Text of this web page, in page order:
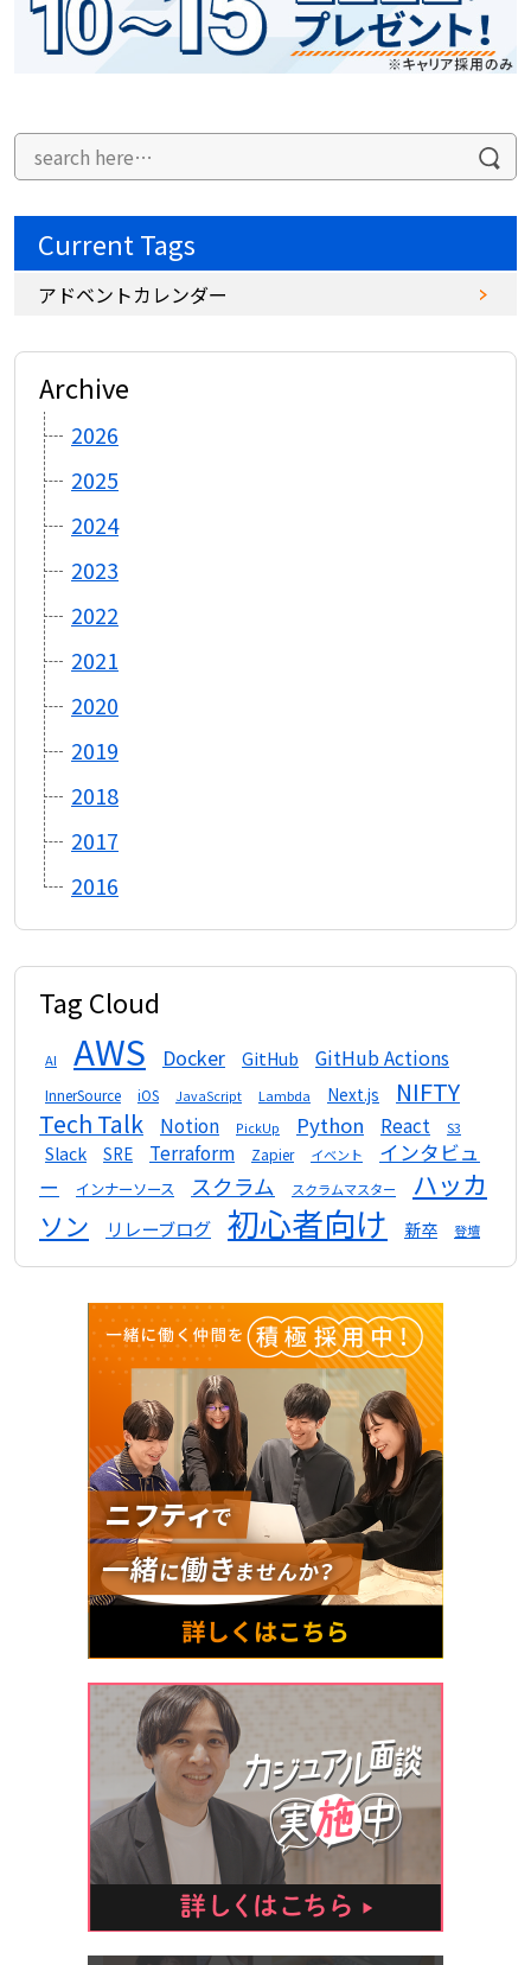
Current Tags
アドベントカレンダー
Archive
2026
2025
2024
2023
2022
2021
2020
2019
2018
2017
2016
Tag Cloud
AI AWS Docker GitHub GitHub Actions
InnerSource iOS JavaScript Lambda Next.js
NIFTY
Tech Talk
Notion PickUp Python React S3
Slack SRE Terraform Zapier イベント
インタビュ
ー
インナーソース スクラム スクラムマスター
ハッカ
ソン
リレーブログ 初心者向け 新卒 登壇